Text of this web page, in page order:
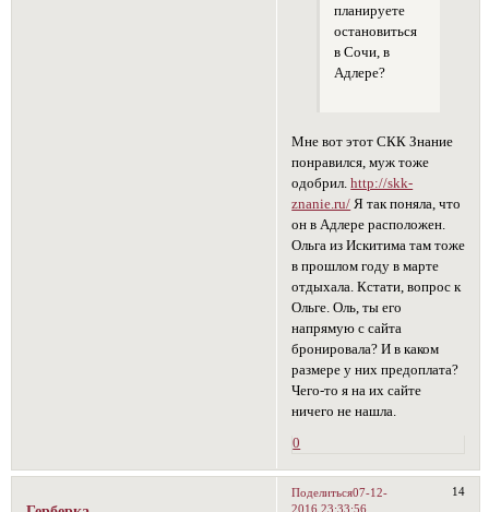
планируете
остановиться
в Сочи, в
Адлере?
Мне вот этот СКК Знание
понравился, муж тоже
одобрил.http://skk-
znanie.ru/ Я так поняла, что
он в Адлере расположен.
Ольга из Искитима там тоже
в прошлом году в марте
отдыхала. Кстати, вопрос к
Ольге. Оль, ты его
напрямую с сайта
бронировала? И в каком
размере у них предоплата?
Чего-то я на их сайте
ничего не нашла.
0
Поделиться 14
07-12-
2016 23:33:56